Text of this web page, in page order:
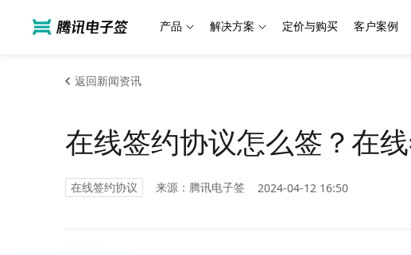
产品 解决方案 定价与购买 客户案例
返回新闻资讯
在线签约协议怎么签？在
在线签约协议 来源：腾讯电子签 2024-04-12 16:50